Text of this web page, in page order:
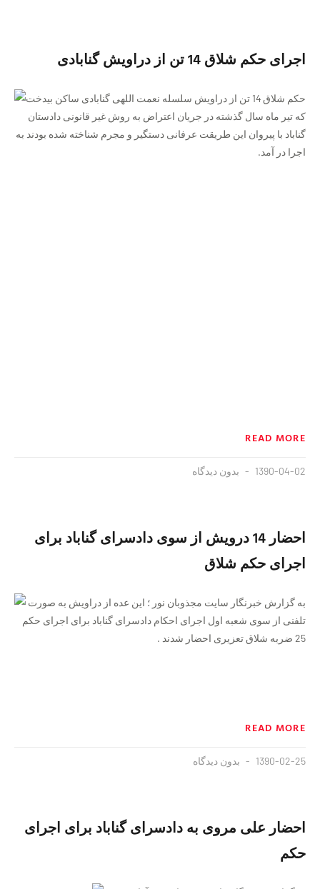
اجرای حکم شلاق 14 تن از دراویش گنابادی
حکم شلاق 14 تن از دراویش سلسله نعمت اللهی گنابادی ساکن بیدخت
که تیر ماه سال گذشته در جریان اعتراض به روش غیر قانونی دادستان
گناباد با پیروان این طریقت عرفانی دستگیر و مجرم شناخته شده بودند به
اجرا در آمد.
READ MORE
1390-04-02 بدون دیدگاه
احضار 14 درویش از سوی دادسرای گناباد برای
اجرای حکم شلاق
به گزارش خبرنگار سایت مجذوبان نور ؛ این عده از دراویش به صورت
تلفنی از سوی شعبه اول اجرای احکام دادسرای گناباد برای اجرای حکم
25 ضربه شلاق تعزیری احضار شدند .
READ MORE
1390-02-25 بدون دیدگاه
احضار علی مروی به دادسرای گناباد برای اجرای
حکم